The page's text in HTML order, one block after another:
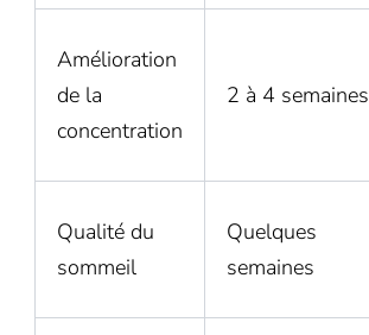
Amélioration
de la
concentration
2 à 4 semaines
Qualité du
sommeil
Quelques
semaines